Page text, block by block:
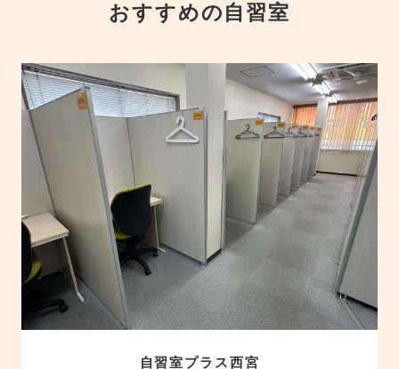
おすすめの自習室
自習室プラス西宮